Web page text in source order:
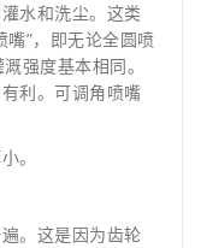
水和洗尘。这类
嘴”，即无论全圆喷
强度基本相同。
利。可调角喷嘴
。
。这是因为齿轮